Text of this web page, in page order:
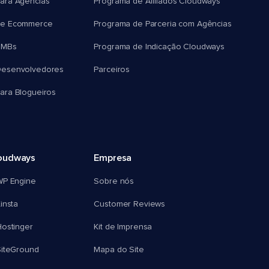
Ecommerce
Blogueiros
Programa de Parceria com Agências
Programa de Indicação Cloudways
Parceiros
Engine
Empresa
Sobre nós
Customer Reviews
Kit de Imprensa
Mapa do Site